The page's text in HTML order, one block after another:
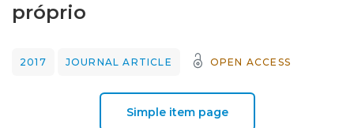
próprio
2017 JOURNAL ARTICLE OPEN ACCESS
Simple item page